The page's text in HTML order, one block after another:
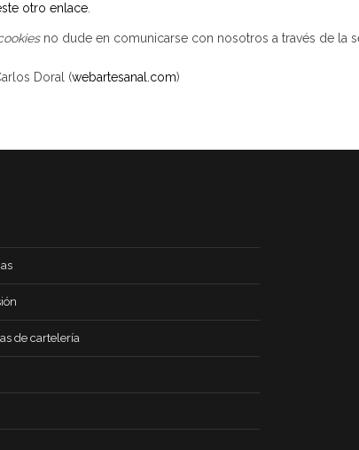
otro enlace
no dude en comunicarse con nosotros a través de la
Doral (webartesanal.com)
de cartelería